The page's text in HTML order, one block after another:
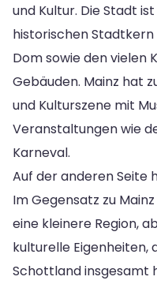
und Kultur. Die Stadt
historischen
Dom sowie den vielen
Gebäuden. Mainz hat
und Kulturszene mit
Veranstaltungen wie
Karneval.
Auf der anderen Seite
Im Gegensatz zu
eine kleinere Region,
kulturelle Eigenheiten,
Schottland insgesamt